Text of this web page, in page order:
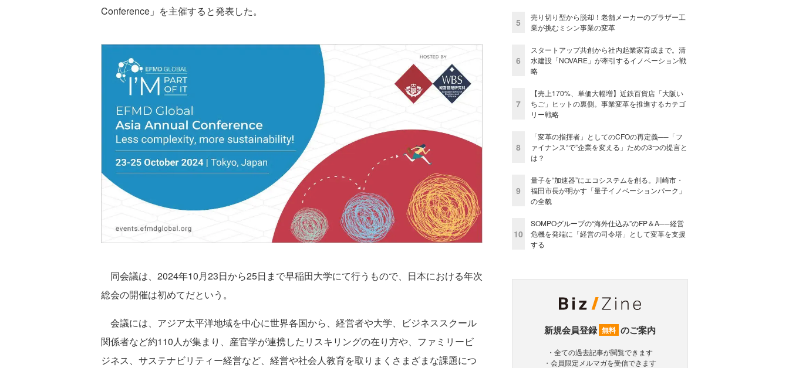
Conference」を主催すると発表した。
同会議は、2024年10月23日から25日まで早稲田大学にて行うもので、日本における年次
総会の開催は初めてだという。
会議には、アジア太平洋地域を中心に世界各国から、経営者や大学、ビジネススクール
関係者など約110人が集まり、産官学が連携したリスキリングの在り方や、ファミリービ
ジネス、サステナビリティー経営など、経営や社会人教育を取りまくさまざまな課題につ
5
売り切り型から脱却！老舗メーカーのブラザー工
業が挑むミシン事業の変革
6
スタートアップ共創から社内起業家育成まで。清
水建設「NOVARE」が牽引するイノベーション戦
略
7
【売上170%、単価大幅増】近鉄百貨店「大阪い
ちご」ヒットの裏側。事業変革を推進するカテゴ
リー戦略
8
「変革の指揮者」としてのCFOの再定義──「フ
ァイナンス“で”企業を変える」ための3つの提言と
は？
9
量子を“加速器”にエコシステムを創る。川崎市・
福田市長が明かす「量子イノベーションパーク」
の全貌
10
SOMPOグループの“海外仕込み”のFP＆A──経営
危機を発端に「経営の司令塔」として変革を支援
する
新規会員登録 無料 のご案内
・全ての過去記事が閲覧できます
・会員限定メルマガを受信できます